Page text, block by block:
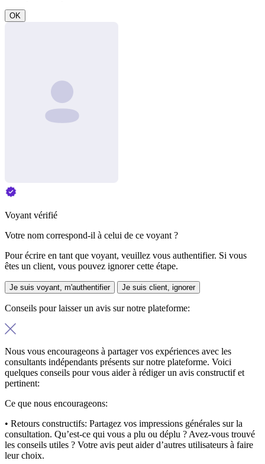
OK
Voyant vérifié
Votre nom correspond-il à celui de ce voyant ?
Pour écrire en tant que voyant, veuillez vous authentifier. Si vous
êtes un client, vous pouvez ignorer cette étape.
Je suis voyant, m'authentifier Je suis client, ignorer
Conseils pour laisser un avis sur notre plateforme:
Nous vous encourageons à partager vos expériences avec les
consultants indépendants présents sur notre plateforme. Voici
quelques conseils pour vous aider à rédiger un avis constructif et
pertinent:
Ce que nous encourageons:
• Retours constructifs: Partagez vos impressions générales sur la
consultation. Qu’est-ce qui vous a plu ou déplu ? Avez-vous trouvé
les conseils utiles ? Votre avis peut aider d’autres utilisateurs à faire
leur choix.